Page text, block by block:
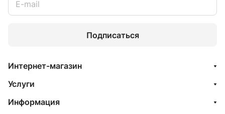
Подписаться
Интернет-магазин
Услуги
Информация